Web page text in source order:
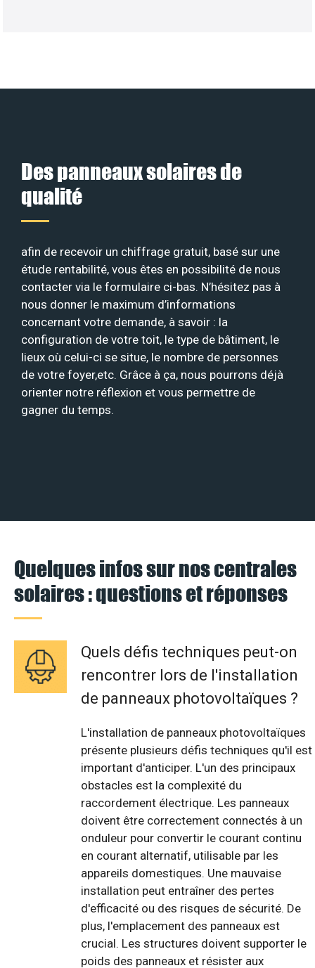
Des panneaux solaires de
qualité
afin de recevoir un chiffrage gratuit, basé sur une
étude rentabilité, vous êtes en possibilité de nous
contacter via le formulaire ci-bas. N’hésitez pas à
nous donner le maximum d’informations
concernant votre demande, à savoir : la
configuration de votre toit, le type de bâtiment, le
lieux où celui-ci se situe, le nombre de personnes
de votre foyer,etc. Grâce à ça, nous pourrons déjà
orienter notre réflexion et vous permettre de
gagner du temps.
Quelques infos sur nos centrales
solaires : questions et réponses
Quels défis techniques peut-on
rencontrer lors de l'installation
de panneaux photovoltaïques ?
L'installation de panneaux photovoltaïques
présente plusieurs défis techniques qu'il est
important d'anticiper. L'un des principaux
obstacles est la complexité du
raccordement électrique. Les panneaux
doivent être correctement connectés à un
onduleur pour convertir le courant continu
en courant alternatif, utilisable par les
appareils domestiques. Une mauvaise
installation peut entraîner des pertes
d'efficacité ou des risques de sécurité. De
plus, l'emplacement des panneaux est
crucial. Les structures doivent supporter le
poids des panneaux et résister aux